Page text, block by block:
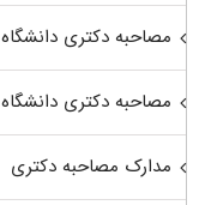
مصاحبه دکتری دانشگاه
مصاحبه دکتری دانشگاه
مدارک مصاحبه دکتری